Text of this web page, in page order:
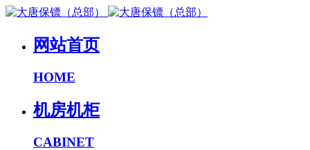
网站首页
HOME
机房机柜
CABINET